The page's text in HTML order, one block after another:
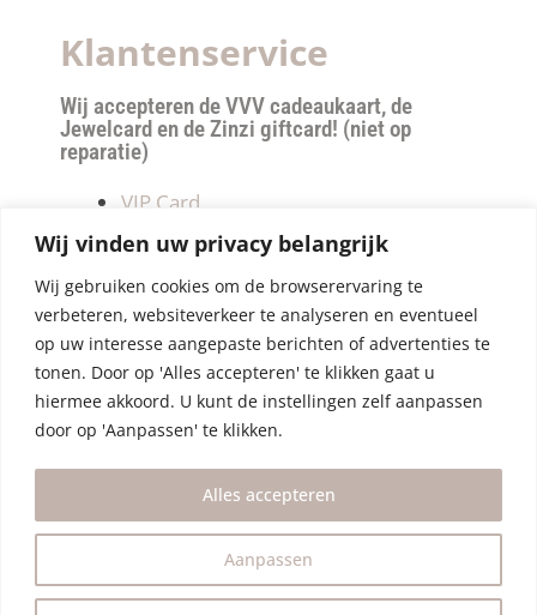
Wij vinden uw privacy belangrijk
Wij gebruiken cookies om de browserervaring te
verbeteren, websiteverkeer te analyseren en eventueel
op uw interesse aangepaste berichten of advertenties te
tonen. Door op 'Alles accepteren' te klikken gaat u
hiermee akkoord. U kunt de instellingen zelf aanpassen
door op 'Aanpassen' te klikken.
Aanpassen
Alles accepteren
Klantenservice
Wij accepteren de VVV cadeaukaart, de
Jewelcard en de Zinzi giftcard! (niet op
reparatie)
VIP Card
Retourneren
Betalen & verzendkosten
Privacy Policy
Algemene Voorwaarden